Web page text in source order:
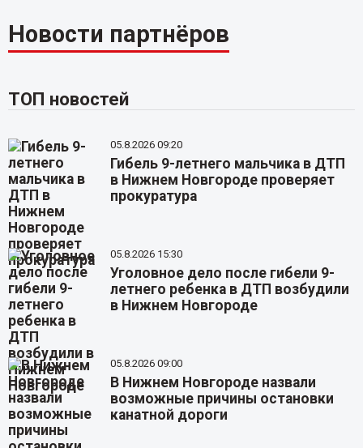
Новости партнёров
ТОП новостей
05.8.2026 09:20
Гибель 9-летнего мальчика в ДТП
в Нижнем Новгороде проверяет
прокуратура
05.8.2026 15:30
Уголовное дело после гибели 9-
летнего ребенка в ДТП возбудили
в Нижнем Новгороде
05.8.2026 09:00
В Нижнем Новгороде назвали
возможные причины остановки
канатной дороги